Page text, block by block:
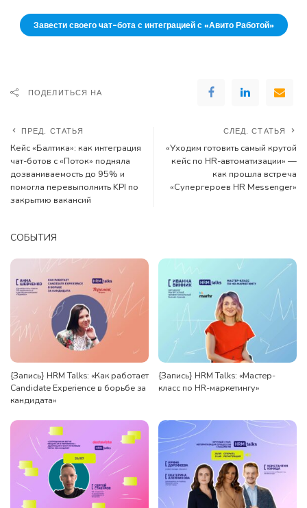
Завести своего чат-бота с интеграцией с «Авито Работой»
ПОДЕЛИТЬСЯ НА
ПРЕД. СТАТЬЯ
Кейс «Балтика»: как интеграция
чат-ботов с «Поток» подняла
дозваниваемость до 95% и
помогла перевыполнить KPI по
закрытию вакансий
СЛЕД. СТАТЬЯ
«Уходим готовить самый крутой
кейс по HR-автоматизации» —
как прошла встреча
«Супергероев HR Messenger»
СОБЫТИЯ
{Запись} HRM Talks: «Как работает
Candidate Experience в борьбе за
кандидата»
{Запись} HRM Talks: «Мастер-
класс по HR-маркетингу»